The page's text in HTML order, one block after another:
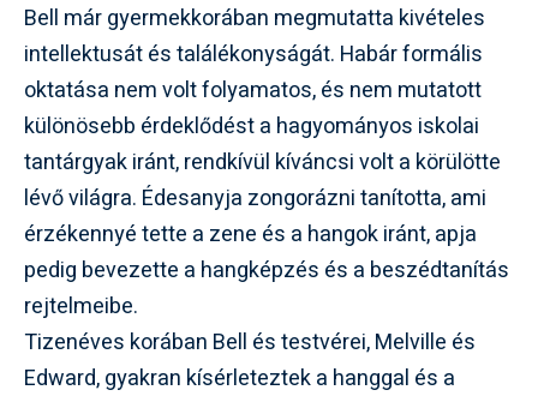
Bell már gyermekkorában megmutatta kivételes
intellektusát és találékonyságát. Habár formális
oktatása nem volt folyamatos, és nem mutatott
különösebb érdeklődést a hagyományos iskolai
tantárgyak iránt, rendkívül kíváncsi volt a körülötte
lévő világra. Édesanyja zongorázni tanította, ami
érzékennyé tette a zene és a hangok iránt, apja
pedig bevezette a hangképzés és a beszédtanítás
rejtelmeibe.
Tizenéves korában Bell és testvérei, Melville és
Edward, gyakran kísérleteztek a hanggal és a